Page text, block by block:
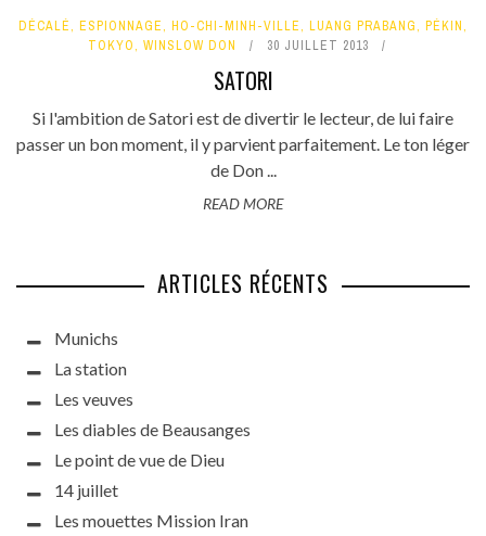
DÉCALÉ, ESPIONNAGE, HO-CHI-MINH-VILLE, LUANG PRABANG, PÉKIN,
TOKYO, WINSLOW DON 30 JUILLET 2013
SATORI
Si l'ambition de Satori est de divertir le lecteur, de lui faire
passer un bon moment, il y parvient parfaitement. Le ton léger
de Don ...
READ MORE
ARTICLES RÉCENTS
Munichs
La station
Les veuves
Les diables de Beausanges
Le point de vue de Dieu
14 juillet
Les mouettes Mission Iran